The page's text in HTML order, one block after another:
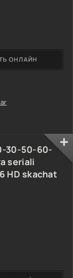
ОНЛАЙН
30-50-60-
seriali
HD skachat